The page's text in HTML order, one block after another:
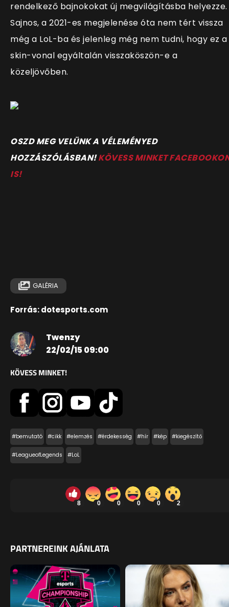
rendelkező bajnokokat új megvilágításba helyezze.
Sajnos, a 2021-es megjelenése óta nem tért vissza
még a LoL-ba és jelenleg még nem tudni, hogy ez a
skin-vonal egyáltalán visszaköszön-e a
közeljövőben.
OSZD MEG VELÜNK A VÉLEMÉNYED
HOZZÁSZÓLÁSBAN!KÖVESS MINKET
IS!
GALÉRIA
Forrás: dotesports.com
Twenzy
22/02/15 09:00
KÖVESS MINKET!
#bemutató #cikk #elemzés #érdekesség #hír #kép #kiegészítő
#LeagueofLegends #LoL
8 0 0 0 0 2
PARTNEREINK AJÁNLATA